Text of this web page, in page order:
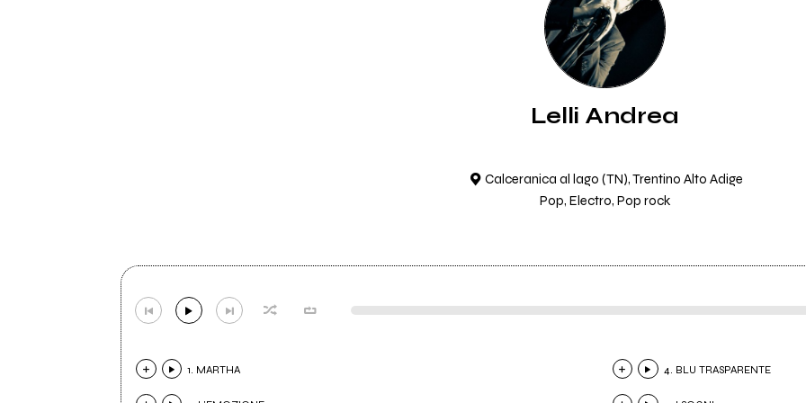
Lelli Andrea
Calceranica al lago (TN), Trentino Alto Adige
Pop, Electro, Pop rock
1. MARTHA 4. BLU TRASPARENTE